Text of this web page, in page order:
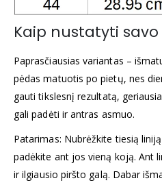
Kaip nustatyti
Paprasčiausias variantas –
pėdas matuotis po pietų, nes
gauti tikslesnį rezultatą,
gali padėti ir antras asmuo.
Patarimas: Nubrėžkite tiesią
padėkite ant jos vieną koją. Ant
ir ilgiausio piršto galą. Dabar